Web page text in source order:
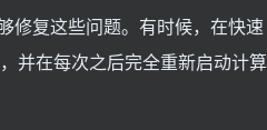
修复这些问题。有时候，在快速
并在每次之后完全重新启动计算